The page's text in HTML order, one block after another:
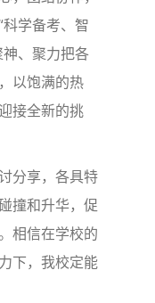
学备考、智
、聚力把各
以饱满的热
接全新的挑
分享，各具特
撞和升华，促
相信在学校的
下，我校定能